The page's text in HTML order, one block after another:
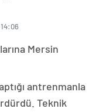
Mersin
antrenmanla
Teknik